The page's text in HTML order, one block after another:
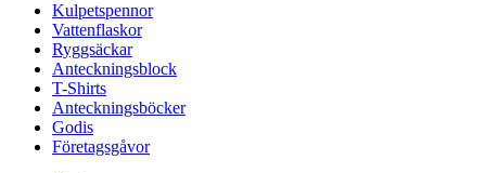
Kulpetspennor
Vattenflaskor
Ryggsäckar
Anteckningsblock
T-Shirts
Anteckningsböcker
Godis
Företagsgåvor